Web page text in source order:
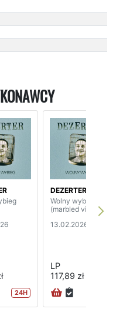
24H
DEZERTER
Wolny wybieg
(marbled vinyl)
13.02.2026
LP
117,89 zł